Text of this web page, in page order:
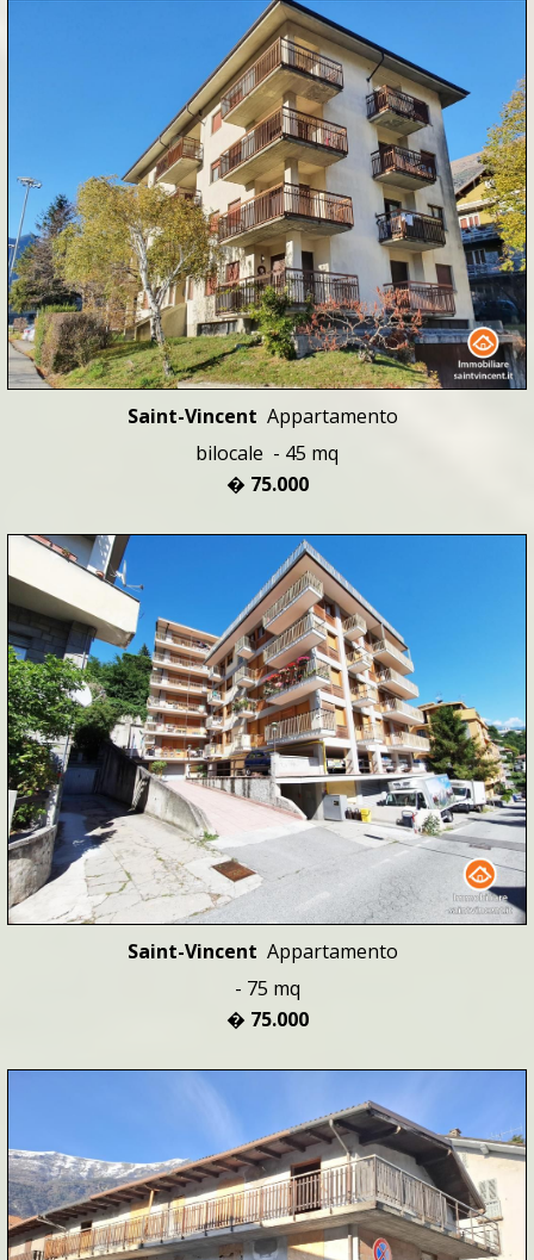
Saint-Vincent Appartamento
bilocale - 45 mq
� 75.000
Saint-Vincent Appartamento
- 75 mq
� 75.000